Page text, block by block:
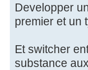
Developper
premier et un
Et switcher
substance